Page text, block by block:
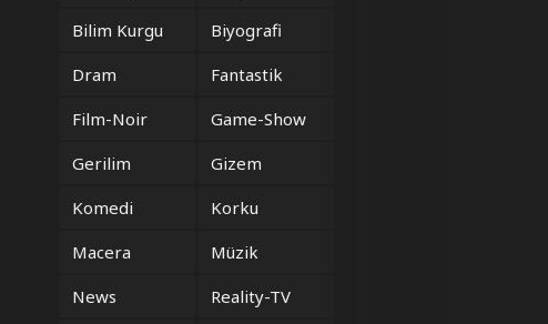
Bilim Kurgu
Biyografi
Dram
Fantastik
Film-Noir
Game-Show
Gerilim
Gizem
Komedi
Korku
Macera
Müzik
News
Reality-TV